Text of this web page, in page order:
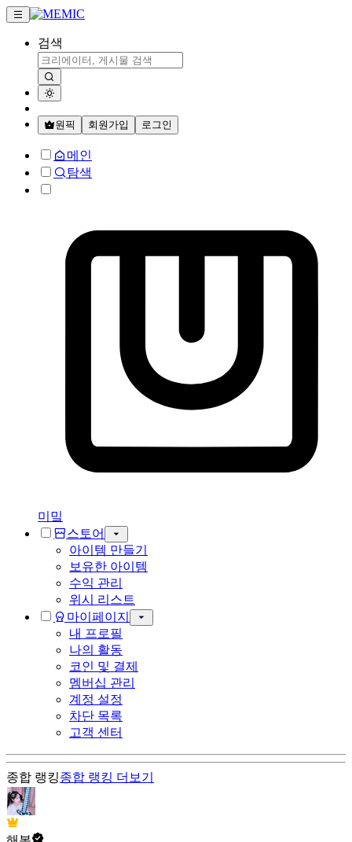
검색
원픽 회원가입 로그인
메인
탐색
미밐
스토어
아이템 만들기
보유한 아이템
수익 관리
위시 리스트
마이페이지
내 프로필
나의 활동
코인 및 결제
멤버십 관리
계정 설정
차단 목록
고객 센터
종합 랭킹종합 랭킹 더보기